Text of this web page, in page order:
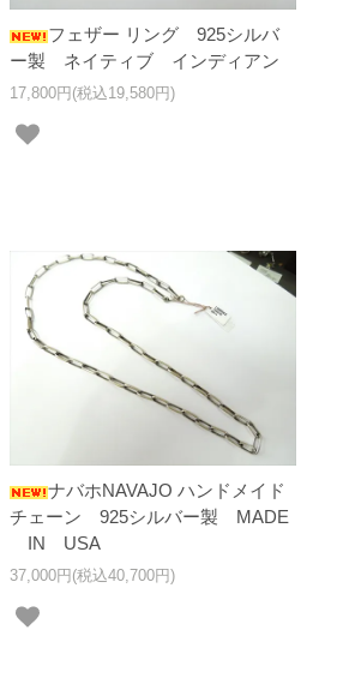
フェザー リング 925シルバ
ー製 ネイティブ インディアン
17,800円(税込19,580円)
ナバホNAVAJO ハンドメイド
チェーン 925シルバー製 MADE
IN USA
37,000円(税込40,700円)